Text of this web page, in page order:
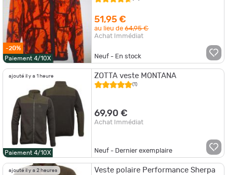
-20%
Paiement 4/10X
51,95 €
au lieu de64,95 €
Achat Immédiat
Neuf - En stock
ajouté il y a 1 heure
Paiement 4/10X
ZOTTA veste MONTANA
(1)
69,90 €
Achat Immédiat
Neuf - Dernier exemplaire
ajouté il y a 2 heures
Veste polaire Performance Sherpa